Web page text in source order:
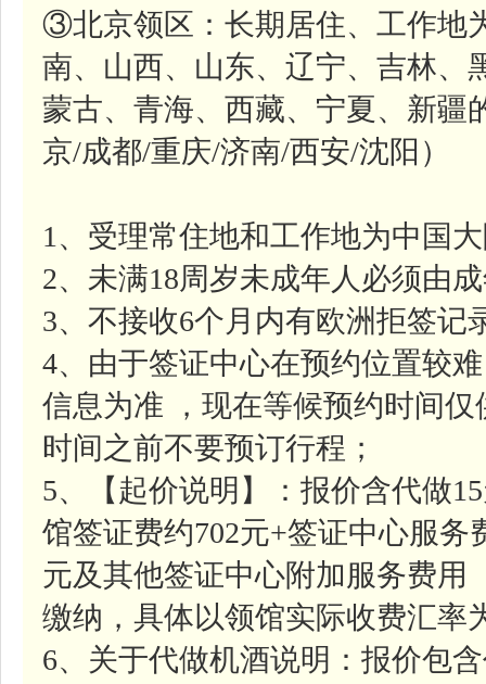
③北京领区：长期居住、工作地
南、山西、山东、辽宁、吉林、
蒙古、青海、西藏、宁夏、新疆
京/成都/重庆/济南/西安/沈阳）
1、受理常住地和工作地为中国
2、未满18周岁未成年人必须由
3、不接收6个月内有欧洲拒签记
4、由于签证中心在预约位置较
信息为准 ，现在等候预约时间
时间之前不要预订行程；
5、【起价说明】：报价含代做
馆签证费约702元+签证中心服务
元及其他签证中心附加服务费用
缴纳，具体以领馆实际收费汇率
6、关于代做机酒说明：报价包